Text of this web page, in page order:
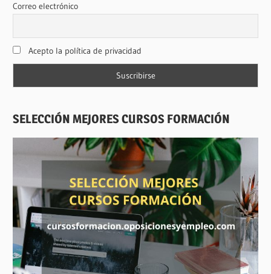
Correo electrónico
Acepto la política de privacidad
SELECCIÓN MEJORES CURSOS FORMACIÓN